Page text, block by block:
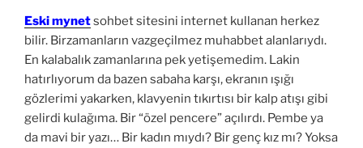
Eski mynetsohbet sitesini internet kullanan herkez
bilir. Birzamanların vazgeçilmez muhabbet alanlarıydı.
En kalabalık zamanlarına pek yetişemedim. Lakin
hatırlıyorum da bazen sabaha karşı, ekranın ışığı
gözlerimi yakarken, klavyenin tıkırtısı bir kalp atışı gibi
gelirdi kulağıma. Bir “özel pencere” açılırdı. Pembe ya
da mavi bir yazı… Bir kadın mıydı? Bir genç kız mı? Yoksa